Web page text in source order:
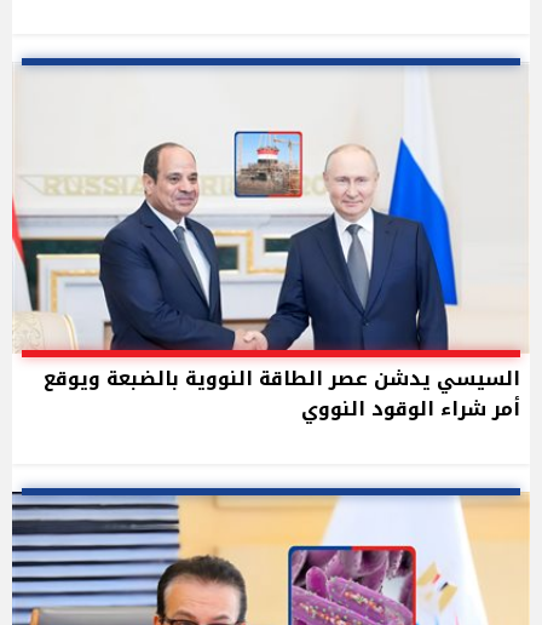
السيسي يدشن عصر الطاقة النووية بالضبعة ويوقع
أمر شراء الوقود النووي